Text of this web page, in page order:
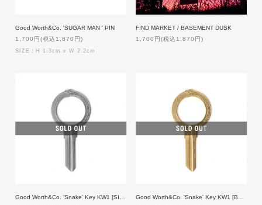
Good Worth&Co. 'SUGAR MAN ' PIN
1,700円(税込1,870円)
SIZE：H 1.3cm x W 2.2cm
FIND MARKET / BASEMENT DUSK
1,700円(税込1,870円)